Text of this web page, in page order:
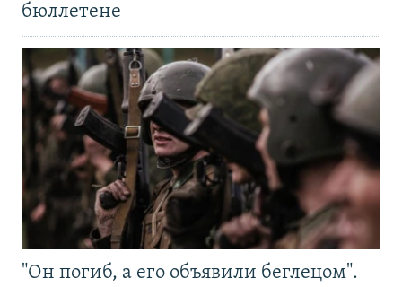
бюллетене
"Он погиб, а его объявили беглецом".